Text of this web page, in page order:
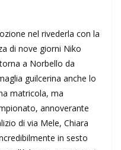
nel rivederla con la
di nove giorni Niko
a Norbello da
guilcerina anche lo
matricola, ma
annoverante
di via Mele, Chiara
in sesto